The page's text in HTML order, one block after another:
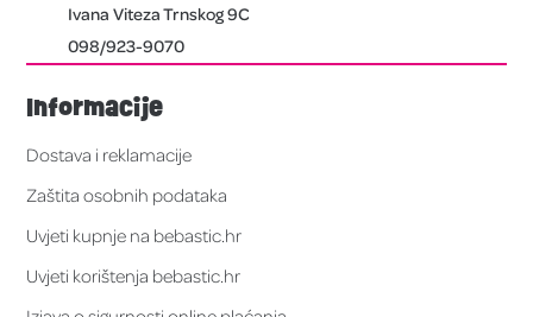
Ivana Viteza Trnskog 9C
098/923-9070
Informacije
Dostava i reklamacije
Zaštita osobnih podataka
Uvjeti kupnje na bebastic.hr
Uvjeti korištenja bebastic.hr